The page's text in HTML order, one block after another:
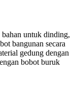
untuk dinding,
bangunan secara
gedung dengan
bobot buruk